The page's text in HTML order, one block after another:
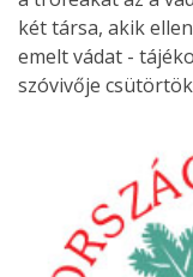
két társa, akik
emelt vádat -
szóvivője